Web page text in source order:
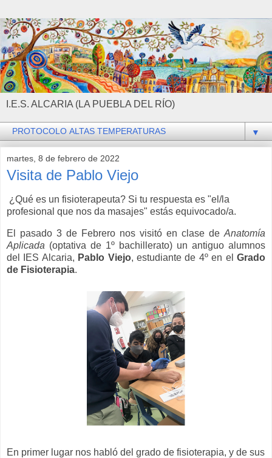
I.E.S. ALCARIA (LA PUEBLA DEL RÍO)
▼
martes, 8 de febrero de 2022
Visita de Pablo Viejo
¿Qué es un fisioterapeuta? Si tu respuesta es "el/la
profesional que nos da masajes" estás equivocado/a.
El pasado 3 de Febrero nos visitó en clase de Anatomía
Aplicada (optativa de 1º bachillerato) un antiguo alumnos
del IES Alcaria, Pablo Viejo, estudiante de 4º en elGrado
de Fisioterapia.
En primer lugar nos habló del grado de fisioterapia, y de sus